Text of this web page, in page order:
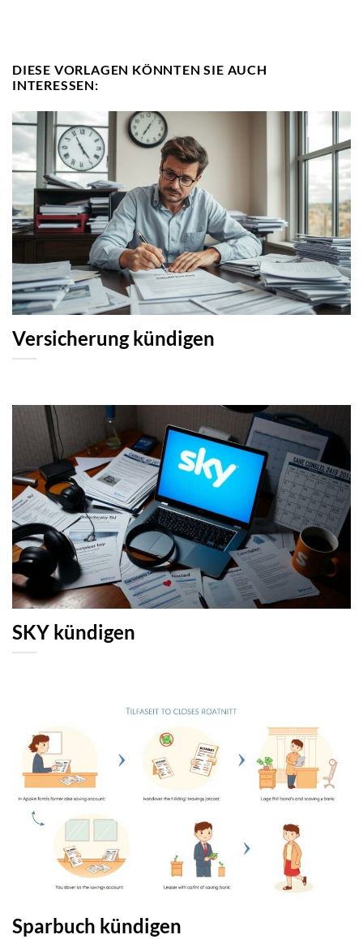
DIESE VORLAGEN KÖNNTEN SIE AUCH
INTERESSEN:
Versicherung kündigen
SKY kündigen
Sparbuch kündigen